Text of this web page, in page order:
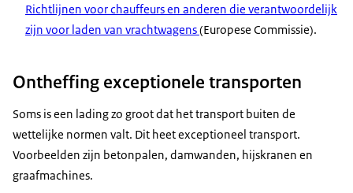
Richtlijnen voor chauffeurs en anderen die verantwoordelijk
zijn voor laden van vrachtwagens(Europese Commissie).
Ontheffing exceptionele transporten
Soms is een lading zo groot dat het transport buiten de
wettelijke normen valt. Dit heet exceptioneel transport.
Voorbeelden zijn betonpalen, damwanden, hijskranen en
graafmachines.